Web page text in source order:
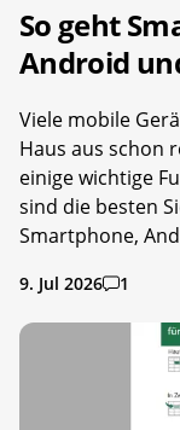
So geht
Android
Viele mobile
Haus aus schon
einige wichtige
sind die besten
Smartphone,
9. Jul 2026 1